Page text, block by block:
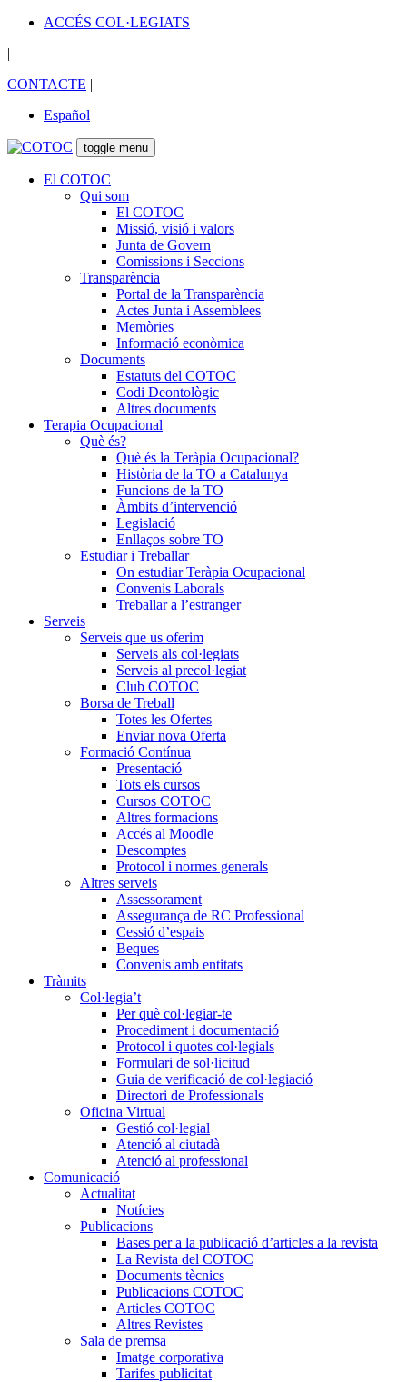
ACCÉS COL·LEGIATS
|
CONTACTE |
Español
toggle menu
El COTOC
Qui som
El COTOC
Missió, visió i valors
Junta de Govern
Comissions i Seccions
Transparència
Portal de la Transparència
Actes Junta i Assemblees
Memòries
Informació econòmica
Documents
Estatuts del COTOC
Codi Deontològic
Altres documents
Terapia Ocupacional
Què és?
Què és la Teràpia Ocupacional?
Història de la TO a Catalunya
Funcions de la TO
Àmbits d’intervenció
Legislació
Enllaços sobre TO
Estudiar i Treballar
On estudiar Teràpia Ocupacional
Convenis Laborals
Treballar a l’estranger
Serveis
Serveis que us oferim
Serveis als col·legiats
Serveis al precol·legiat
Club COTOC
Borsa de Treball
Totes les Ofertes
Enviar nova Oferta
Formació Contínua
Presentació
Tots els cursos
Cursos COTOC
Altres formacions
Accés al Moodle
Descomptes
Protocol i normes generals
Altres serveis
Assessorament
Assegurança de RC Professional
Cessió d’espais
Beques
Convenis amb entitats
Tràmits
Col·legia’t
Per què col·legiar-te
Procediment i documentació
Protocol i quotes col·legials
Formulari de sol·licitud
Guia de verificació de col·legiació
Directori de Professionals
Oficina Virtual
Gestió col·legial
Atenció al ciutadà
Atenció al professional
Comunicació
Actualitat
Notícies
Publicacions
Bases per a la publicació d’articles a la revista
La Revista del COTOC
Documents tècnics
Publicacions COTOC
Articles COTOC
Altres Revistes
Sala de premsa
Imatge corporativa
Tarifes publicitat